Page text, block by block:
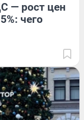
— рост цен
чего